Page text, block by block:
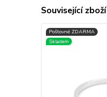
Související zboží